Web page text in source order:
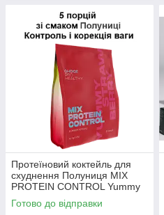
Протеїновий коктейль для
схуднення Полуниця MIX
PROTEIN CONTROL Yummу
Strawberry, Choice, 145 г/5
Порцій
Готово до відправки